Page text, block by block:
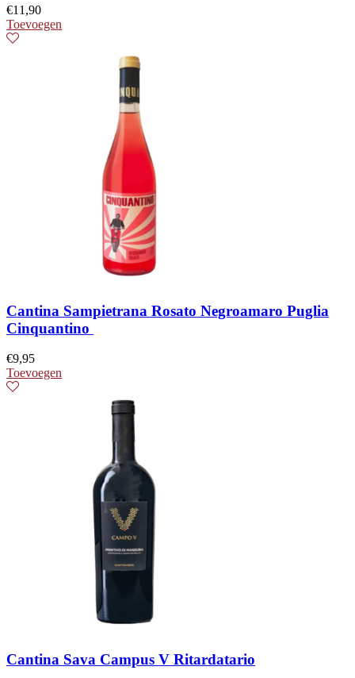
€11,90
Toevoegen
Cantina Sampietrana Rosato Negroamaro Puglia
Cinquantino
€9,95
Toevoegen
Cantina Sava Campus V Ritardatario